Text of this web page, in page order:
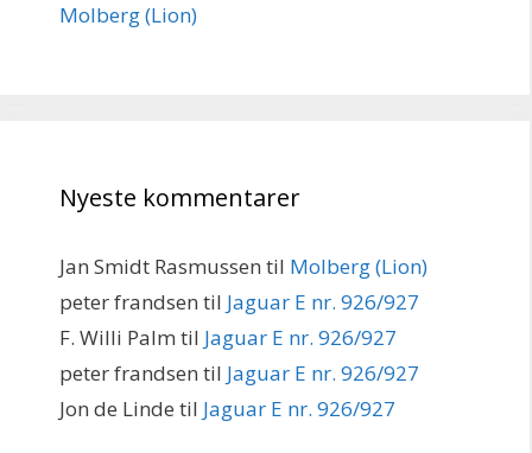
Molberg (Lion)
Nyeste kommentarer
Jan Smidt Rasmussen til Molberg (Lion)
peter frandsen til Jaguar E nr. 926/927
F. Willi Palm til Jaguar E nr. 926/927
peter frandsen til Jaguar E nr. 926/927
Jon de Linde til Jaguar E nr. 926/927